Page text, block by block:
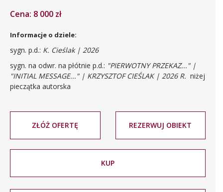
Cena: 8 000 zł
Informacje o dziele:
sygn. p.d.: K. Cieślak | 2026
sygn. na odwr. na płótnie p.d.: "PIERWOTNY PRZEKAZ..." |
"INITIAL MESSAGE..." | KRZYSZTOF CIEŚLAK | 2026 R. niżej
pieczątka autorska
ZŁÓŻ OFERTĘ REZERWUJ OBIEKT
KUP